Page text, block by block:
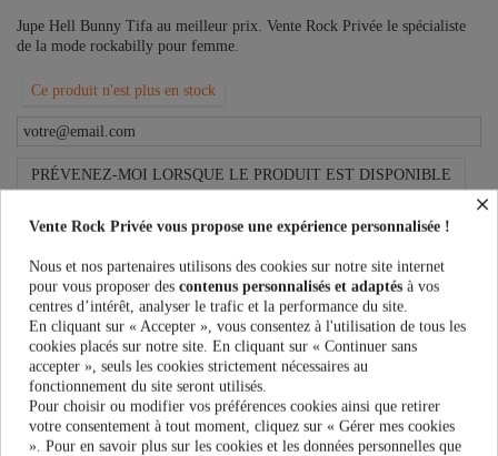
Jupe Hell Bunny Tifa au meilleur prix. Vente Rock Privée le spécialiste
de la mode rockabilly pour femme.
Ce produit n'est plus en stock
PRÉVENEZ-MOI LORSQUE LE PRODUIT EST DISPONIBLE
Taille:
Couleur:
47,90 €
×
Vente Rock Privée vous propose une expérience personnalisée !
Nous et nos partenaires utilisons des cookies sur notre site internet
pour vous proposer des contenus personnalisés et adaptés à vos
centres d’intérêt, analyser le trafic et la performance du site.
En cliquant sur « Accepter », vous consentez à l'utilisation de tous les
cookies placés sur notre site. En cliquant sur « Continuer sans
accepter », seuls les cookies strictement nécessaires au
fonctionnement du site seront utilisés.
Pour choisir ou modifier vos préférences cookies ainsi que retirer
votre consentement à tout moment, cliquez sur « Gérer mes cookies
». Pour en savoir plus sur les cookies et les données personnelles que